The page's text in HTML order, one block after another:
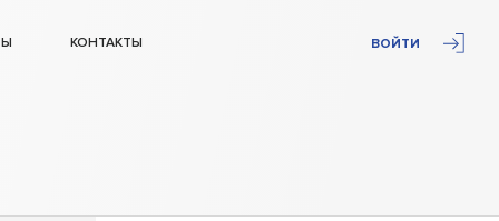
КОНТАКТЫ ВОЙТИ